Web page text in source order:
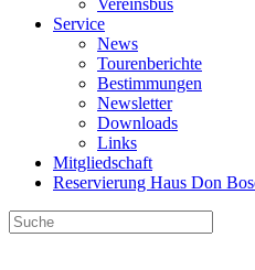
Vereinsbus
Service
News
Tourenberichte
Bestimmungen
Newsletter
Downloads
Links
Mitgliedschaft
Reservierung Haus Don